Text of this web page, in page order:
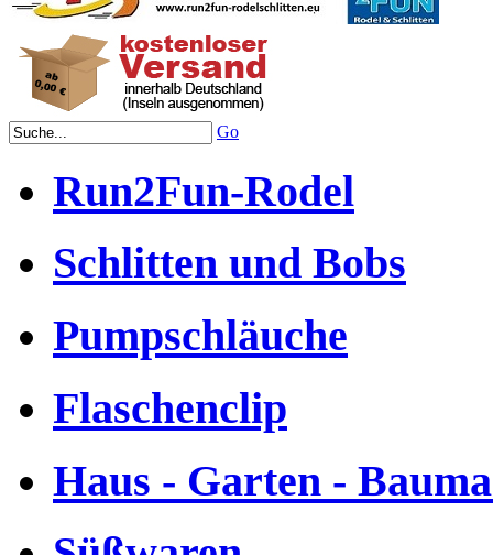
Go
Run2Fun-Rodel
Schlitten und Bobs
Pumpschläuche
Flaschenclip
Haus - Garten -